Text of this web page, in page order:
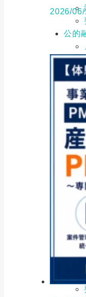
2026/06/
公的
補助
金融